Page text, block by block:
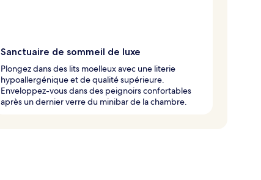
Sanctuaire de sommeil de luxe
Plongez dans des lits moelleux avec une literie
hypoallergénique et de qualité supérieure.
Enveloppez-vous dans des peignoirs confortables
après un dernier verre du minibar de la chambre.